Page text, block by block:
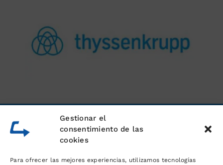
Gestionar el
consentimiento de las
cookies
Para ofrecer las mejores experiencias, utilizamos tecnologías